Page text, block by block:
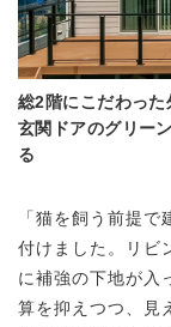
総2階にこだわった
玄関ドアのグリー
る
「猫を飼う前提
付けました。リビ
に補強の下地が入
算を抑えつつ、見